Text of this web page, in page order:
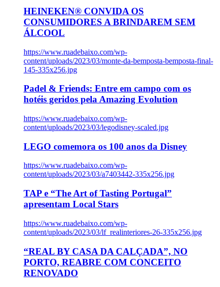
HEINEKEN® CONVIDA OS
CONSUMIDORES A BRINDAREM SEM
ÁLCOOL
https://www.ruadebaixo.com/wp-
content/uploads/2023/03/monte-da-bemposta-bemposta-final-
145-335x256.jpg
Padel & Friends: Entre em campo com os
hotéis geridos pela Amazing Evolution
https://www.ruadebaixo.com/wp-
content/uploads/2023/03/legodisney-scaled.jpg
LEGO comemora os 100 anos da Disney
https://www.ruadebaixo.com/wp-
content/uploads/2023/03/a7403442-335x256.jpg
TAP e “The Art of Tasting Portugal”
apresentam Local Stars
https://www.ruadebaixo.com/wp-
content/uploads/2023/03/lf_realinteriores-26-335x256.jpg
“REAL BY CASA DA CALÇADA”, NO
PORTO, REABRE COM CONCEITO
RENOVADO